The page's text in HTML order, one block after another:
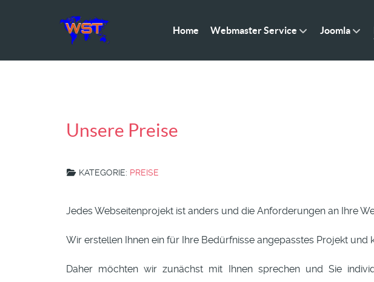
Home Webmaster Service Joomla
Unsere Preise
KATEGORIE: PREISE
Jedes Webseitenprojekt ist anders und die Anforderungen an Ihre
Wir erstellen Ihnen ein für Ihre Bedürfnisse angepasstes Projekt und
Daher möchten wir zunächst mit Ihnen sprechen und Sie